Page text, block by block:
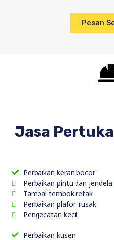
Pesan
Jasa
Perbaikan keran bocor
Perbaikan pintu dan jendela
Tambal tembok retak
Perbaikan plafon rusak
Pengecatan kecil
Perbaikan kusen